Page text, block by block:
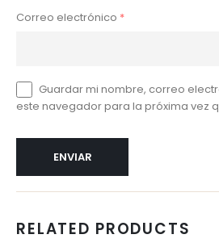
Correo electrónico *
Guardar mi nombre, correo
este navegador para la próxima vez
RELATED PRODUCTS